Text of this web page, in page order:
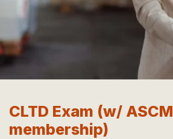
CLTD Exam (w/ ASCM
membership)